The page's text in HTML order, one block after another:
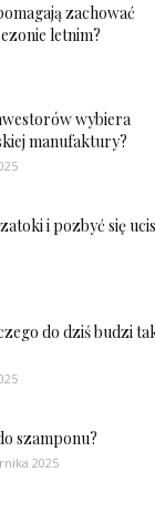
zachować
letnim?
wybiera
manufaktury?
i pozbyć się
do dziś budzi
szamponu?
2025